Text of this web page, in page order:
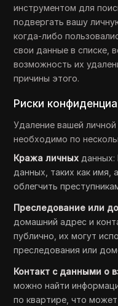
инструментом для
подвергать вашу
когда-либо
свои данные в списке,
возможность их
причины этого.
Риски
Удаление вашей
необходимо по
Кража личных данных:
данных, таких как имя,
облегчить
Преследование или
домашний адрес и
публично, их могут
преследования или
Контакт с данными о
можно найти
по квартире, что